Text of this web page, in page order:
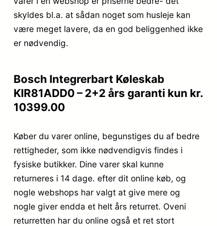
skyldes bl.a. at sådan noget som husleje kan
være meget lavere, da en god beliggenhed ikke
er nødvendig.
Bosch Integrerbart Køleskab
KIR81ADD0 – 2+2 års garanti kun kr.
10399.00
Køber du varer online, begunstiges du af bedre
rettigheder, som ikke nødvendigvis findes i
fysiske butikker. Dine varer skal kunne
returneres i 14 dage. efter dit online køb, og
nogle webshops har valgt at give mere og
nogle giver endda et helt års returret. Oveni
returretten har du online også et ret stort